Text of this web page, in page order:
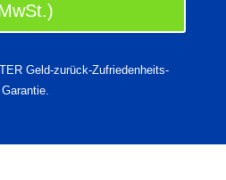
Geld-zurück-Zufriedenheits-
Garantie.